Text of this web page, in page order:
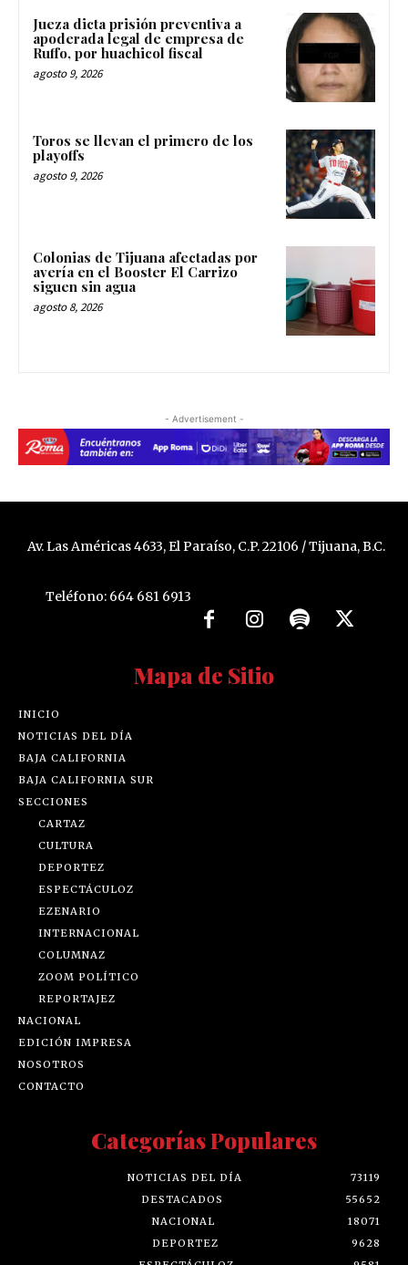
Jueza dicta prisión preventiva a
apoderada legal de empresa de
Ruffo, por huachicol fiscal
agosto 9, 2026
Toros se llevan el primero de los
playoffs
agosto 9, 2026
Colonias de Tijuana afectadas por
avería en el Booster El Carrizo
siguen sin agua
agosto 8, 2026
- Advertisement -
Av. Las Américas 4633, El Paraíso, C.P. 22106 / Tijuana, B.C.
Teléfono: 664 681 6913
Mapa de Sitio
INICIO
NOTICIAS DEL DÍA
BAJA CALIFORNIA
BAJA CALIFORNIA SUR
SECCIONES
CARTAZ
CULTURA
DEPORTEZ
ESPECTÁCULOZ
EZENARIO
INTERNACIONAL
COLUMNAZ
ZOOM POLÍTICO
REPORTAJEZ
NACIONAL
EDICIÓN IMPRESA
NOSOTROS
CONTACTO
Categorías Populares
NOTICIAS DEL DÍA
73119
DESTACADOS
55652
NACIONAL
18071
DEPORTEZ
9628